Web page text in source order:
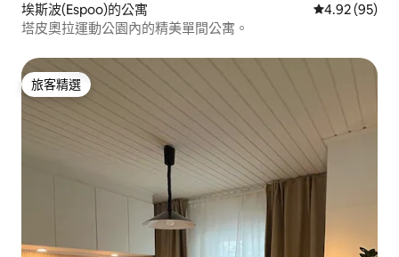
埃斯波(Espoo)的公寓 從 95 則評價
4.92 (95)
塔皮奧拉運動公園內的精美單間公寓。
旅客精選
旅客精選